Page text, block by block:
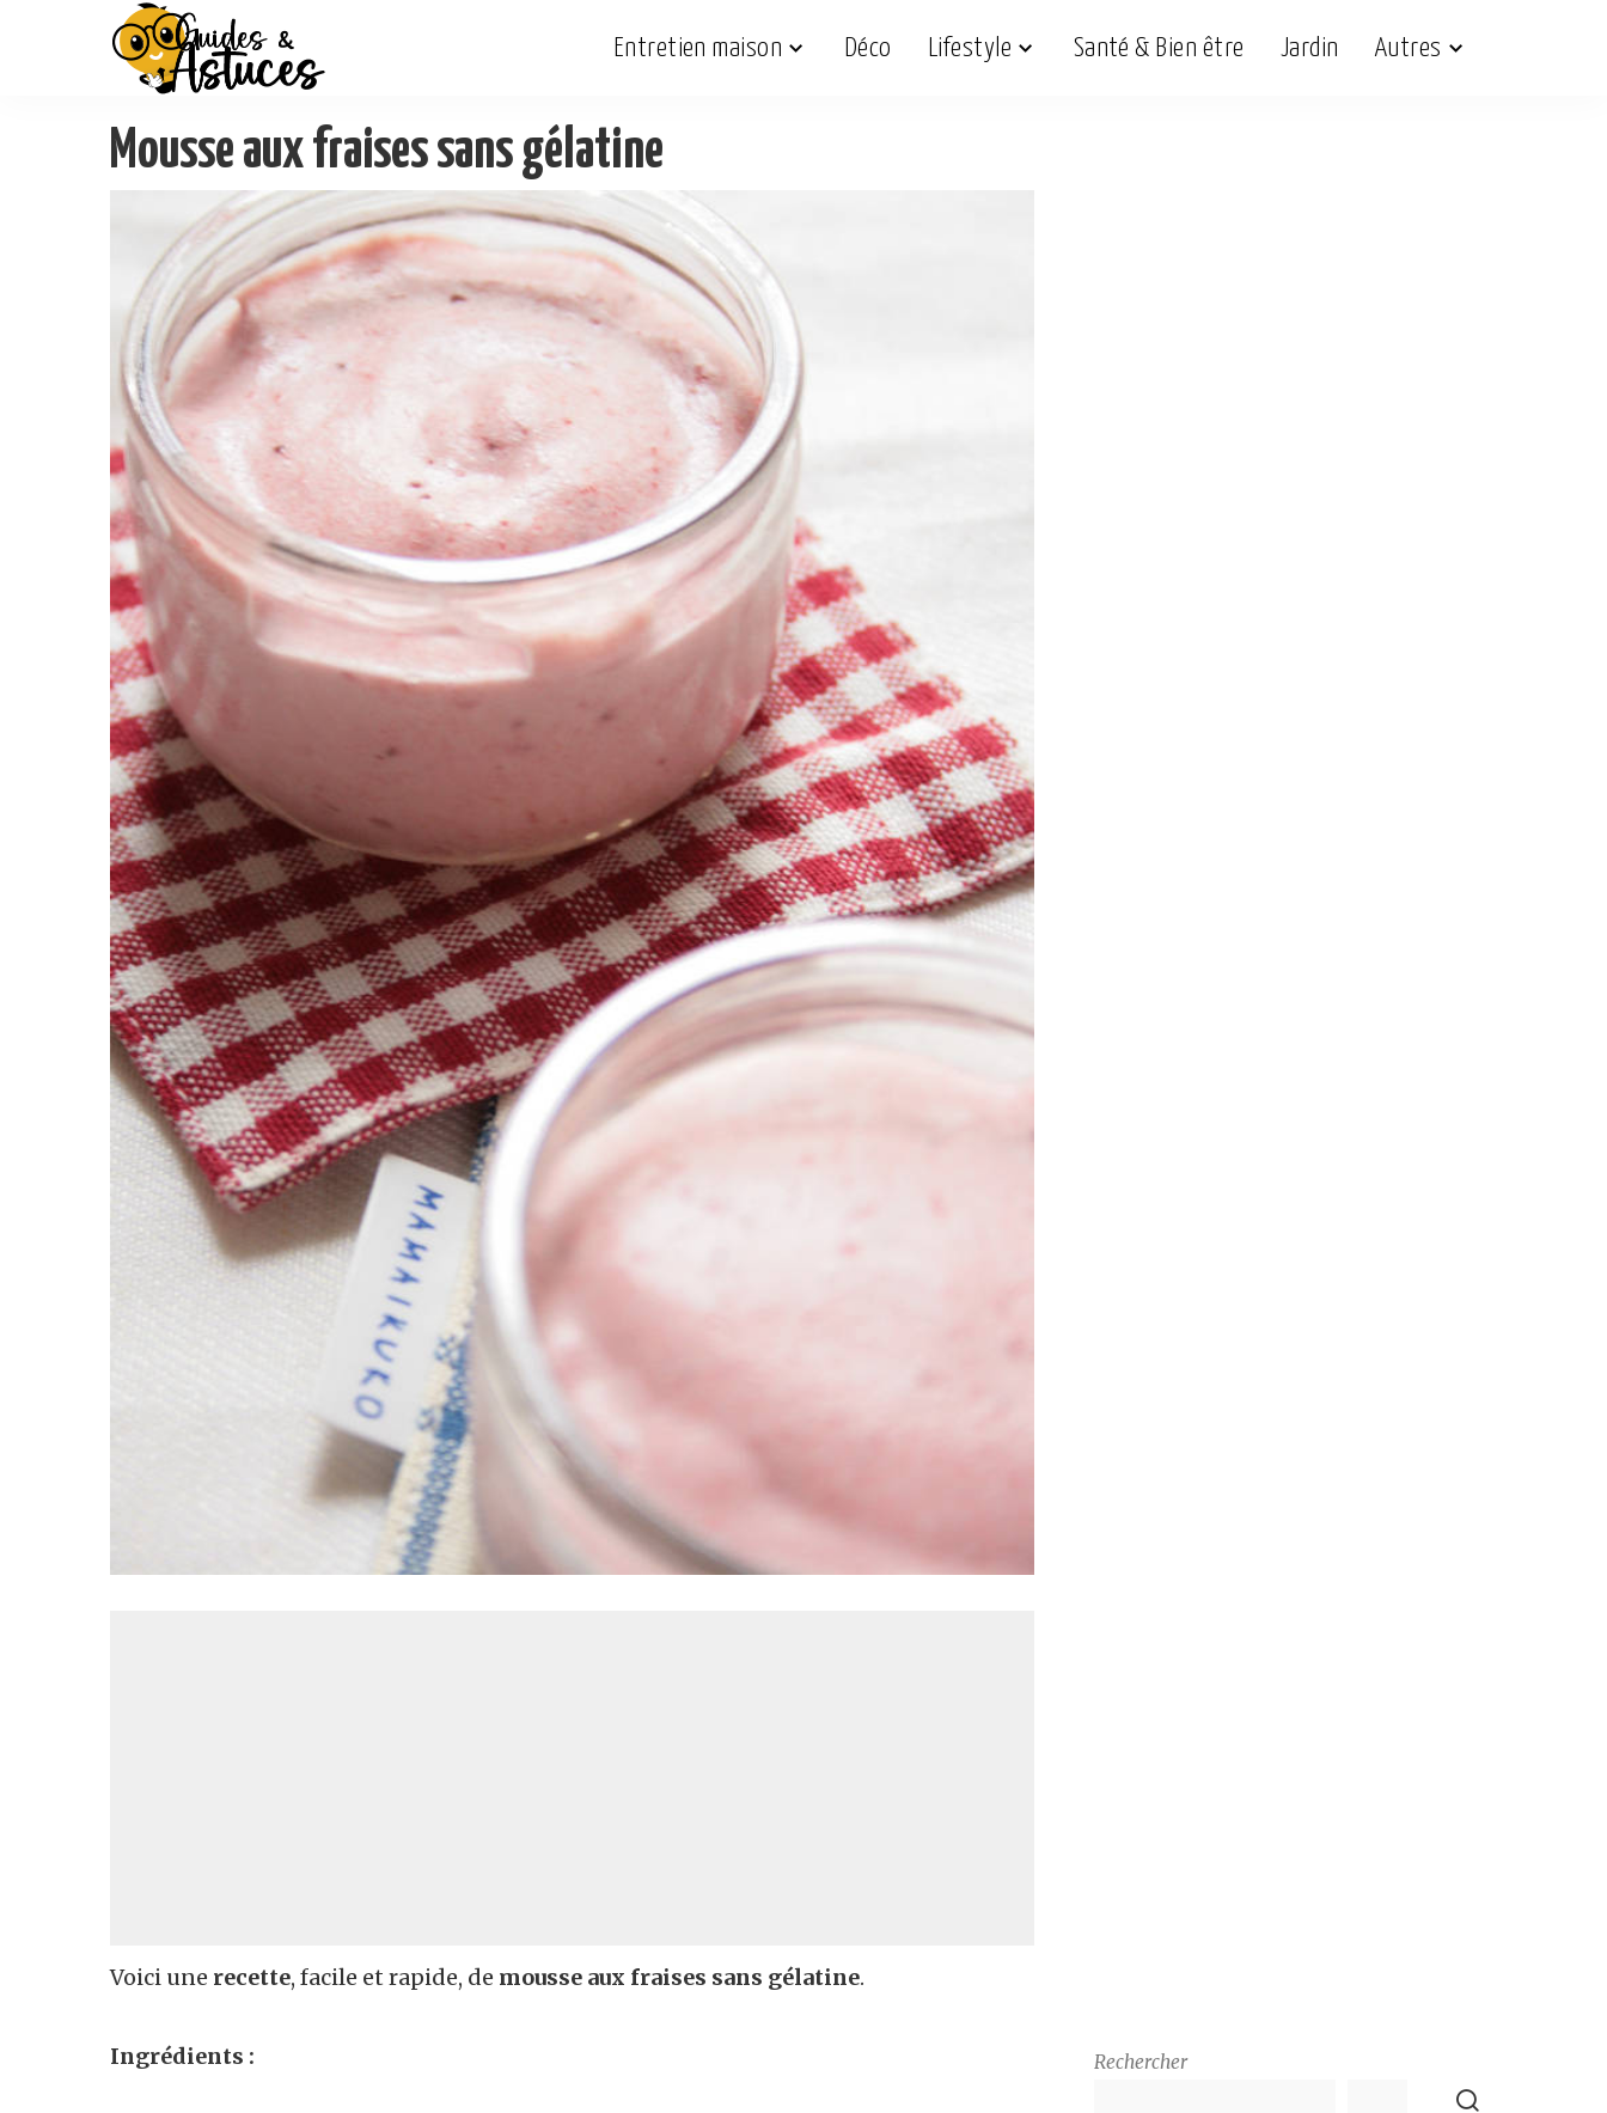
Entretien maison Déco Lifestyle Santé & Bien être Jardin Autres
Mousse aux fraises sans gélatine
Voici une recette, facile et rapide, de mousse aux fraises sans gélatine.
Ingrédients : Rechercher